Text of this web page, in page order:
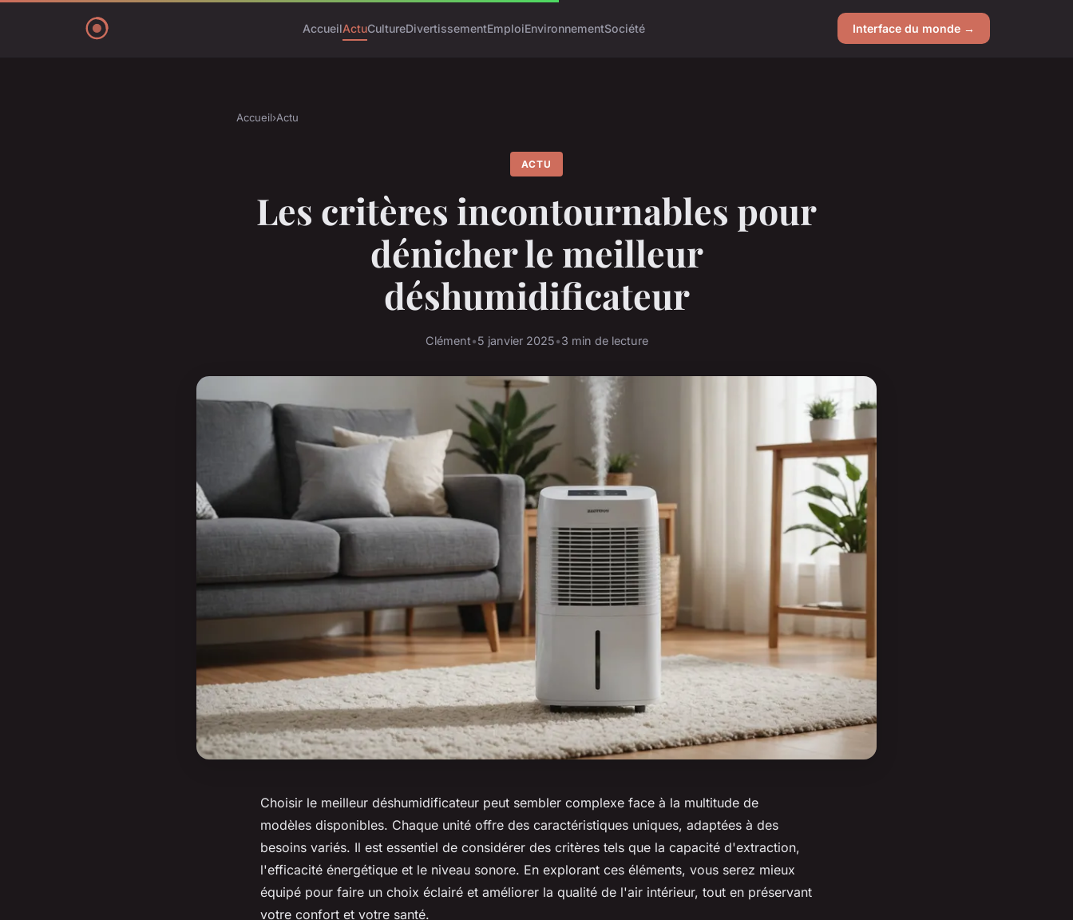
AccueilActuCultureDivertissementEmploiEnvironnementSociété Interface du monde →
Accueil›Actu
ACTU
Les critères incontournables pour
dénicher le meilleur
déshumidificateur
Clément•5 janvier 2025•3 min de lecture
Choisir le meilleur déshumidificateur peut sembler complexe face à la multitude de
modèles disponibles. Chaque unité offre des caractéristiques uniques, adaptées à des
besoins variés. Il est essentiel de considérer des critères tels que la capacité d'extraction,
l'efficacité énergétique et le niveau sonore. En explorant ces éléments, vous serez mieux
équipé pour faire un choix éclairé et améliorer la qualité de l'air intérieur, tout en préservant
votre confort et votre santé.